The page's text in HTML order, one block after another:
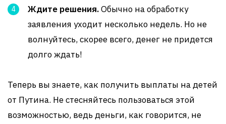
Ждите решения.Обычно на обработку
заявления уходит несколько недель. Но не
волнуйтесь, скорее всего, денег не придется
долго ждать!
Теперь вы знаете, как получить выплаты на детей
от Путина. Не стесняйтесь пользоваться этой
возможностью, ведь деньги, как говорится, не